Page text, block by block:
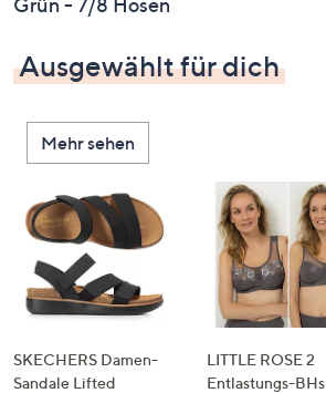
Pfeiltasten
oben
und
nach
unten
oder
wischen
Sie
Touch-
Geräten
links
bzw.
Grün - 7/8 Hosen
Ausgewählt für dich
Mehr sehen
SKECHERS Damen-
Sandale Lifted
LITTLE ROSE 2
Entlastungs-BHs